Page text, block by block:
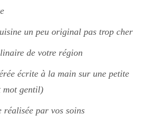
Dessert
un peu original pas trop cher
de votre région
écrite à la main sur une petite
mot gentil)
réalisée par vos soins